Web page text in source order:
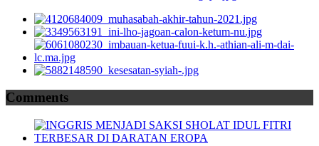
Comments